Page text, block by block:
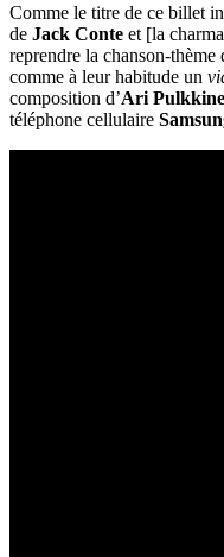
Comme le titre de ce billet
de Jack Conte et [la
reprendre la chanson-thème
comme à leur habitude un
composition d’Ari
téléphone cellulaire